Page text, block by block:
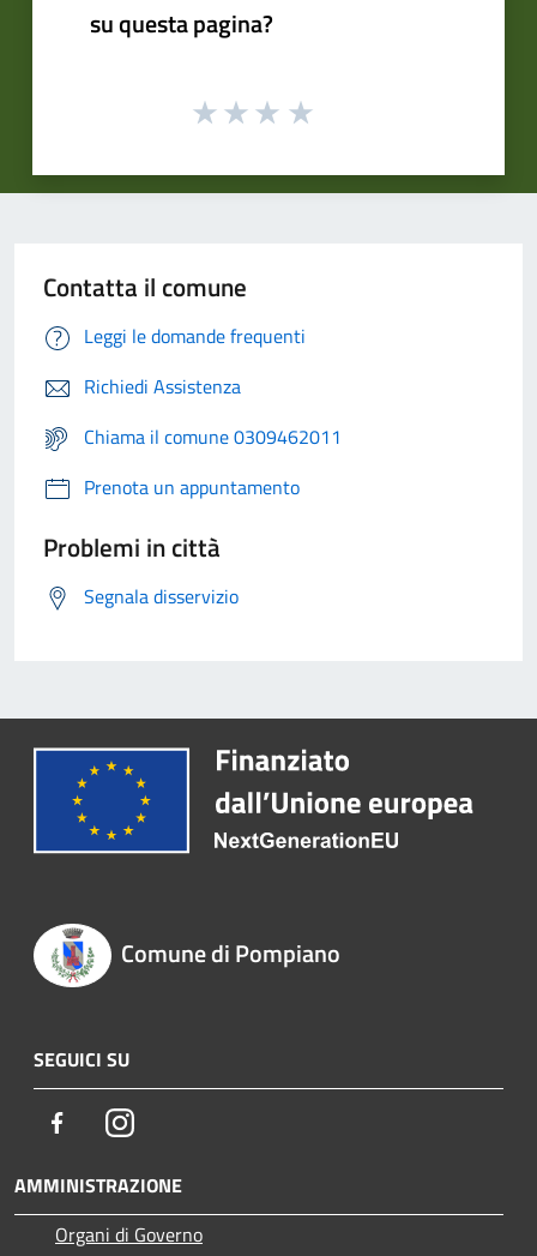
su questa pagina?
Contatta il comune
Leggi le domande frequenti
Richiedi Assistenza
Chiama il comune 0309462011
Prenota un appuntamento
Problemi in città
Segnala disservizio
Comune di Pompiano
SEGUICI SU
FacebookInstagram
AMMINISTRAZIONE
Organi di Governo